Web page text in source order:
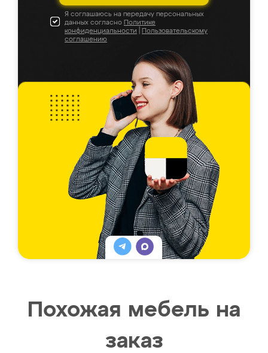
Я соглашаюсь на передачу персональных
данных согласно Политике
конфиденциальности
Пользовательскому
соглашению
Похожая мебель на
заказ